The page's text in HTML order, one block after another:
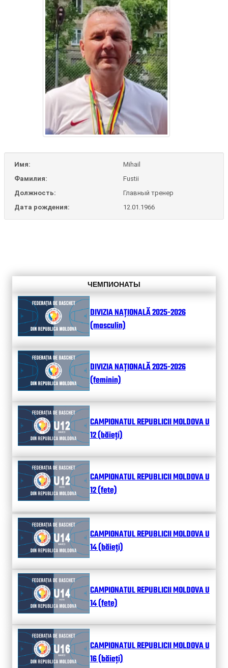
Имя:
Mihail
Фамилия:
Fustii
Должность:
Главный тренер
Дата рождения:
12.01.1966
ЧЕМПИОНАТЫ
DIVIZIA NAȚIONALĂ 2025-2026
(masculin)
DIVIZIA NAȚIONALĂ 2025-2026
(feminin)
CAMPIONATUL REPUBLICII MOLDOVA U
12 (băieți)
CAMPIONATUL REPUBLICII MOLDOVA U
12 (fete)
CAMPIONATUL REPUBLICII MOLDOVA U
14 (băieți)
CAMPIONATUL REPUBLICII MOLDOVA U
14 (fete)
CAMPIONATUL REPUBLICII MOLDOVA U
16 (băieți)